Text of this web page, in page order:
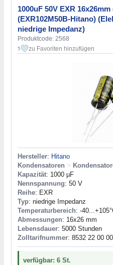
1000uF 50V EXR
(EXR102M50B-Hitano)
niedrige Impedanz)
Produktcode: 2568
5 zu Favoriten hinzufügen
Hersteller: Hitano
Kondensatoren >
Kapazität: 1000 µF
Nennspannung: 50 V
Reihe: EXR
Typ: niedrige Impedanz
Temperaturbereich: -
Abmessungen: 16x26 mm
Lebensdauer: 5000 Stunden
Zolltarifnummer: 8532 22 00 00
verfügbar: 6 St.